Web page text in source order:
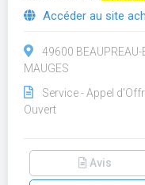
Accéder au site
49600 BEAUPREAU-
MAUGES
Service - Appel
Ouvert
Avis